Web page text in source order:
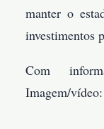
manter o
investimentos
Com
Imagem/